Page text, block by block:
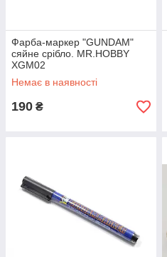
Фарба-маркер "GUNDAM"
сяйне срібло. MR.HOBBY
XGM02
Немає в наявності
190 ₴